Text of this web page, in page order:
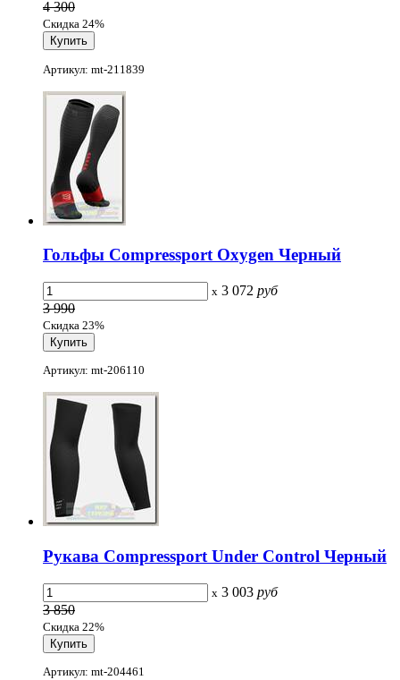
4 300
Скидка 24%
Артикул: mt-211839
Гольфы Compressport Oxygen Черный
x 3 072 руб
3 990
Скидка 23%
Артикул: mt-206110
Рукава Compressport Under Control Черный
x 3 003 руб
3 850
Скидка 22%
Артикул: mt-204461